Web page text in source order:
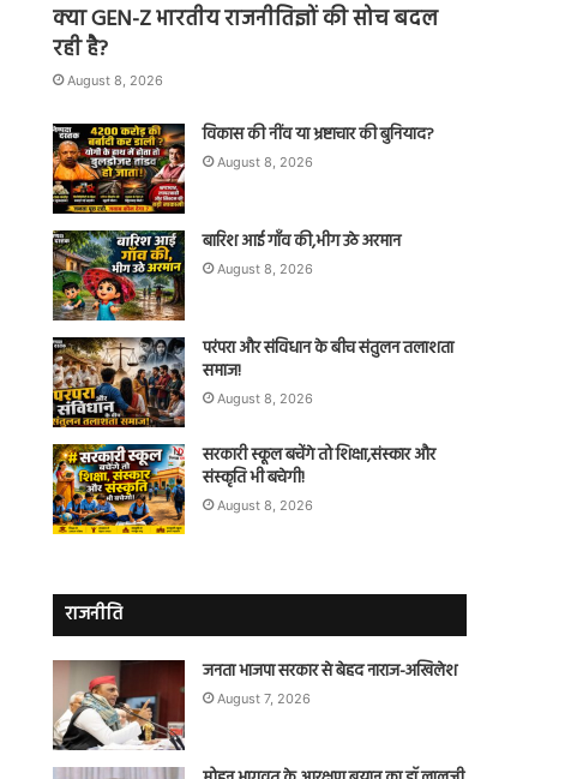
क्या GEN-Z भारतीय राजनीतिज्ञों की सोच बदल
रही है?
August 8, 2026
विकास की नींव या भ्रष्टाचार की बुनियाद?
August 8, 2026
बारिश आई गाँव की,भीग उठे अरमान
August 8, 2026
परंपरा और संविधान के बीच संतुलन तलाशता
समाज!
August 8, 2026
सरकारी स्कूल बचेंगे तो शिक्षा,संस्कार और
संस्कृति भी बचेगी!
August 8, 2026
राजनीति
जनता भाजपा सरकार से बेहद नाराज-अखिलेश
August 7, 2026